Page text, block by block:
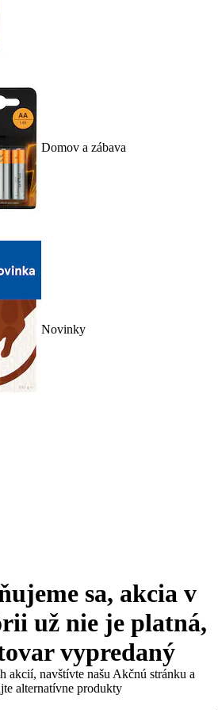
Domov a zábava
Novinky
sa, akcia v
už nie je platná,
vypredaný
akcií, navštívte našu Akčnú stránku a
alternatívne produkty